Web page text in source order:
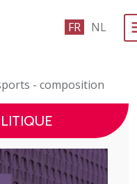
FR NL
- composition